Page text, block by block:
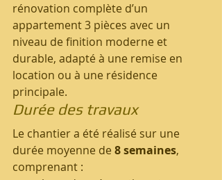
rénovation complète d’un
appartement 3 pièces avec un
niveau de finition moderne et
durable, adapté à une remise en
location ou à une résidence
principale.
Durée des travaux
Le chantier a été réalisé sur une
durée moyenne de 8 semaines,
comprenant :